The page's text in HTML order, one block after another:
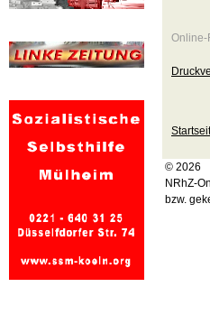
Online-
© 2026
NRhZ-
bzw.